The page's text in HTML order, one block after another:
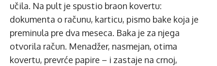
učila. Na pult je spustio braon kovertu:
dokumenta o računu, karticu, pismo bake koja je
preminula pre dva meseca. Baka je za njega
otvorila račun. Menadžer, nasmejan, otima
kovertu, prevrće papire – i zastaje na crnoj,